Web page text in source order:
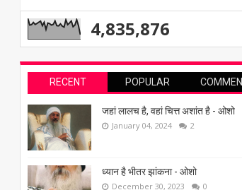
4,835,876
RECENT POPULAR
जहां लालच है, वहां चित्त अशांत है - ओशो
January 04, 2024 2
ध्यान है भीतर झांकना - ओशो
December 30, 2023 0